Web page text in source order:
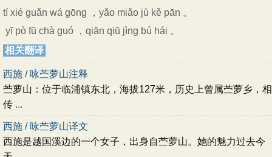
tí xié guǎn wá gōng ，yǎo miǎo jù kě pān 。
yī pò fū chà guó ，qiān qiū jìng bú hái 。
相关翻译
西施 / 咏苎萝山注释
苎萝山：位于临浦镇东北，海拔127米，历史上曾属苎萝乡，相
传 ...
西施 / 咏苎萝山译文
西施是越国溪边的一个女子，出身自苎萝山。她的魅力过去今